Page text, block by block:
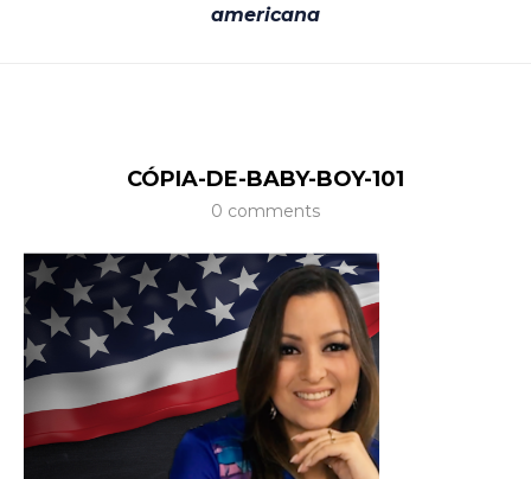
americana
CÓPIA-DE-BABY-BOY-101
0 comments